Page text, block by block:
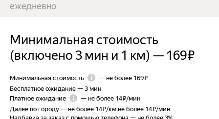
ежедневно
Минимальная стоимость
(включено 3 мин и 1 км) — 169 ₽
Минимальная стоимость — не более 169 ₽
Бесплатное ожидание — 3 мин
Платное ожидание
— не более 14 ₽/мин
Далее по городу — не более 14 ₽/км,не более 14 ₽/мин